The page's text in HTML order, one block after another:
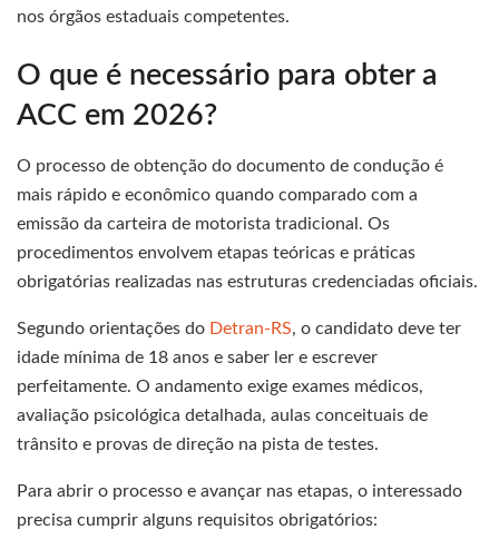
nos órgãos estaduais competentes.
O que é necessário para obter a
ACC em 2026?
O processo de obtenção do documento de condução é
mais rápido e econômico quando comparado com a
emissão da carteira de motorista tradicional. Os
procedimentos envolvem etapas teóricas e práticas
obrigatórias realizadas nas estruturas credenciadas oficiais.
Segundo orientações do Detran-RS, o candidato deve ter
idade mínima de 18 anos e saber ler e escrever
perfeitamente. O andamento exige exames médicos,
avaliação psicológica detalhada, aulas conceituais de
trânsito e provas de direção na pista de testes.
Para abrir o processo e avançar nas etapas, o interessado
precisa cumprir alguns requisitos obrigatórios: